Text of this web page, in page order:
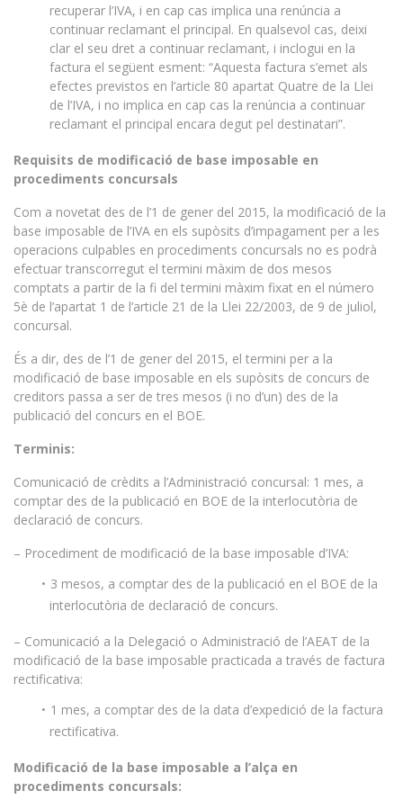
recuperar l’IVA, i en cap cas implica una renúncia a
continuar reclamant el principal. En qualsevol cas, deixi
clar el seu dret a continuar reclamant, i inclogui en la
factura el següent esment: “Aquesta factura s’emet als
efectes previstos en l’article 80 apartat Quatre de la Llei
de l’IVA, i no implica en cap cas la renúncia a continuar
reclamant el principal encara degut pel destinatari”.
Requisits de modificació de base imposable en
procediments concursals
Com a novetat des de l’1 de gener del 2015, la modificació de la
base imposable de l’IVA en els supòsits d’impagament per a les
operacions culpables en procediments concursals no es podrà
efectuar transcorregut el termini màxim de dos mesos
comptats a partir de la fi del termini màxim fixat en el número
5è de l’apartat 1 de l’article 21 de la Llei 22/2003, de 9 de juliol,
concursal.
És a dir, des de l’1 de gener del 2015, el termini per a la
modificació de base imposable en els supòsits de concurs de
creditors passa a ser de tres mesos (i no d’un) des de la
publicació del concurs en el BOE.
Terminis:
Comunicació de crèdits a l’Administració concursal: 1 mes, a
comptar des de la publicació en BOE de la interlocutòria de
declaració de concurs.
– Procediment de modificació de la base imposable d’IVA:
3 mesos, a comptar des de la publicació en el BOE de la
interlocutòria de declaració de concurs.
– Comunicació a la Delegació o Administració de l’AEAT de la
modificació de la base imposable practicada a través de factura
rectificativa:
1 mes, a comptar des de la data d’expedició de la factura
rectificativa.
Modificació de la base imposable a l’alça en
procediments concursals: